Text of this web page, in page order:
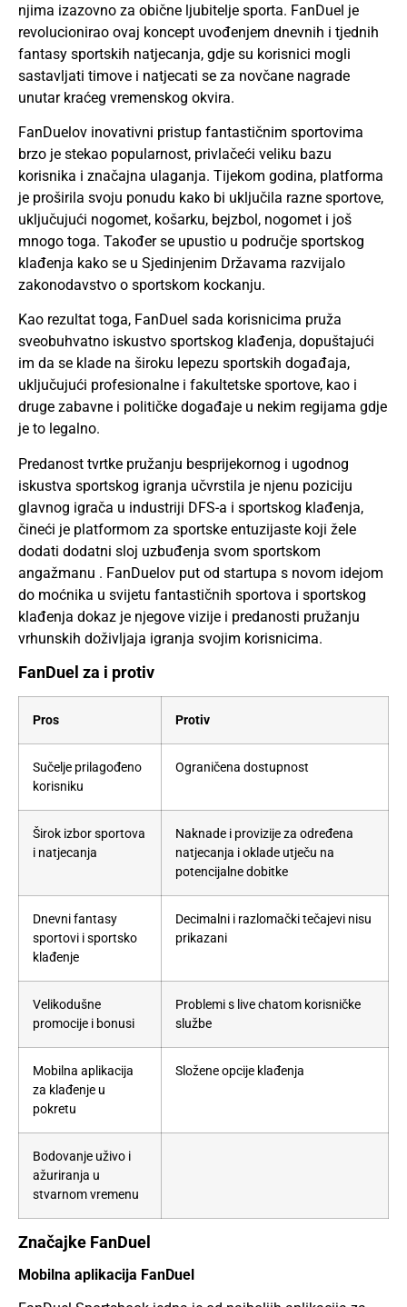
njima izazovno za obične ljubitelje sporta. FanDuel je
revolucionirao ovaj koncept uvođenjem dnevnih i tjednih
fantasy sportskih natjecanja, gdje su korisnici mogli
sastavljati timove i natjecati se za novčane nagrade
unutar kraćeg vremenskog okvira.
FanDuelov inovativni pristup fantastičnim sportovima
brzo je stekao popularnost, privlačeći veliku bazu
korisnika i značajna ulaganja. Tijekom godina, platforma
je proširila svoju ponudu kako bi uključila razne sportove,
uključujući nogomet, košarku, bejzbol, nogomet i još
mnogo toga. Također se upustio u područje sportskog
klađenja kako se u Sjedinjenim Državama razvijalo
zakonodavstvo o sportskom kockanju.
Kao rezultat toga, FanDuel sada korisnicima pruža
sveobuhvatno iskustvo sportskog klađenja, dopuštajući
im da se klade na široku lepezu sportskih događaja,
uključujući profesionalne i fakultetske sportove, kao i
druge zabavne i političke događaje u nekim regijama gdje
je to legalno.
Predanost tvrtke pružanju besprijekornog i ugodnog
iskustva sportskog igranja učvrstila je njenu poziciju
glavnog igrača u industriji DFS-a i sportskog klađenja,
čineći je platformom za sportske entuzijaste koji žele
dodati dodatni sloj uzbuđenja svom sportskom
angažmanu . FanDuelov put od startupa s novom idejom
do moćnika u svijetu fantastičnih sportova i sportskog
klađenja dokaz je njegove vizije i predanosti pružanju
vrhunskih doživljaja igranja svojim korisnicima.
FanDuel za i protiv
Pros Protiv
Sučelje prilagođeno
korisniku
Ograničena dostupnost
Širok izbor sportova
i natjecanja
Naknade i provizije za određena
natjecanja i oklade utječu na
potencijalne dobitke
Dnevni fantasy
sportovi i sportsko
klađenje
Decimalni i razlomački tečajevi nisu
prikazani
Velikodušne
promocije i bonusi
Problemi s live chatom korisničke
službe
Mobilna aplikacija
za klađenje u
pokretu
Složene opcije klađenja
Bodovanje uživo i
ažuriranja u
stvarnom vremenu
Značajke FanDuel
Mobilna aplikacija FanDuel